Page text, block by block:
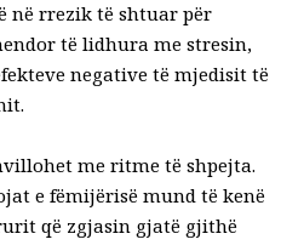
në rrezik të shtuar për
të lidhura me stresin,
negative të mjedisit të
me ritme të shpejta.
e fëmijërisë mund të kenë
që zgjasin gjatë gjithë